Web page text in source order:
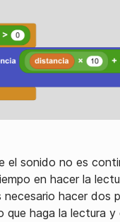
el sonido no es
en hacer la
necesario hacer dos
que haga la lectura